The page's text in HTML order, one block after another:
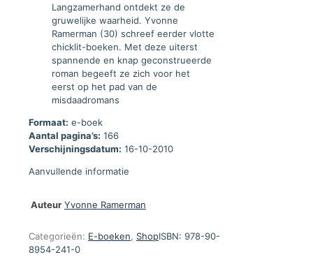
Langzamerhand ontdekt ze de
gruwelijke waarheid. Yvonne
Ramerman (30) schreef eerder vlotte
chicklit-boeken. Met deze uiterst
spannende en knap geconstrueerde
roman begeeft ze zich voor het
eerst op het pad van de
misdaadromans
Formaat: e-boek
Aantal pagina’s: 166
Verschijningsdatum: 16-10-2010
Aanvullende informatie
Auteur Yvonne Ramerman
Categorieën: E-boeken ShopISBN: 978-90-
8954-241-0